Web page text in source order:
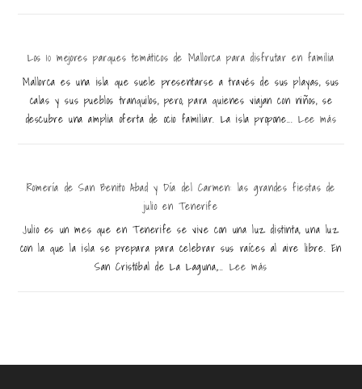
Los 10 mejores parques temáticos de Mallorca para disfrutar en familia
Mallorca es una isla que suele presentarse a través de sus playas, sus
calas y sus pueblos tranquilos, pero, para quienes viajan con niños, se
descubre una amplia oferta de ocio familiar. La isla propone...Lee más
Romería de San Benito Abad y Día del Carmen: las grandes fiestas de
julio en Tenerife
Julio es un mes que en Tenerife se vive con una luz distinta, una luz
con la que la isla se prepara para celebrar sus raíces al aire libre. En
San Cristóbal de La Laguna,... Lee más